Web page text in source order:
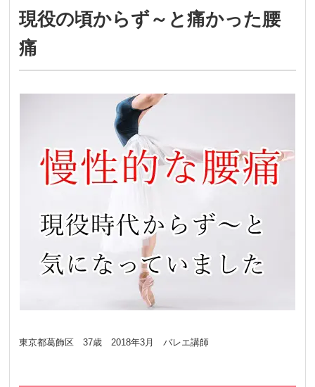
現役の頃からず～と痛かった腰
痛
東京都葛飾区 37歳 2018年3月 バレエ講師